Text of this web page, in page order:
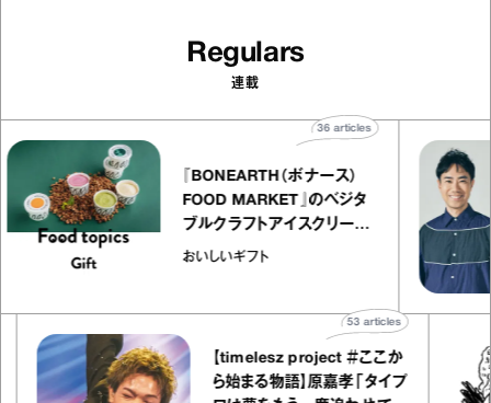
Regulars
連載
『BONEARTH（ボナース）
FOOD MARKET』のベジタ
ブルクラフトアイスクリーム
｜真野知子の「おいしいギフ
おいしいギフト
36articles
【timelesz project ＃ここか
ら始まる物語】原嘉孝「タイプ
articles